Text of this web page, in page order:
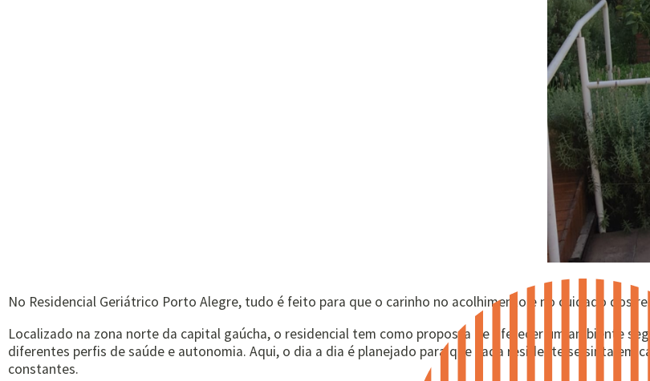
No Residencial Geriátrico Porto Alegre, tudo é feito para que o carinho no acolhimento e no cuidado dos
Localizado na zona norte da capital gaúcha, o residencial tem como proposta de oferecer um ambiente
diferentes perfis de saúde e autonomia. Aqui, o dia a dia é planejado para que cada residente se sinta em
constantes.